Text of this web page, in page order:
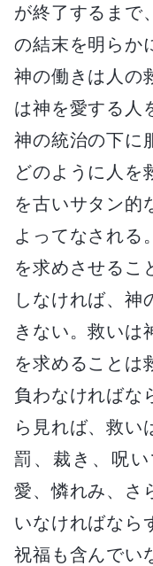
が終了するまで
の結末を明らか
神の働きは人の
は神を愛する人
神の統治の下に
どのように人を
を古いサタン的
よってなされる
を求めさせるこ
しなければ、神
きない。救いは
を求めることは
負わなければな
ら見れば、救い
罰、裁き、呪
愛、憐れみ、さ
いなければなら
祝福も含んでい